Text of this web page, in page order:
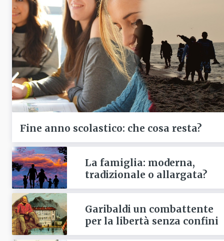
Fine anno scolastico: che cosa resta?
La famiglia: moderna,
tradizionale o allargata?
Garibaldi un combattente
per la libertà senza confini